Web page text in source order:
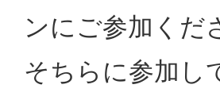
ンにご参加くだ
そちらに参加し